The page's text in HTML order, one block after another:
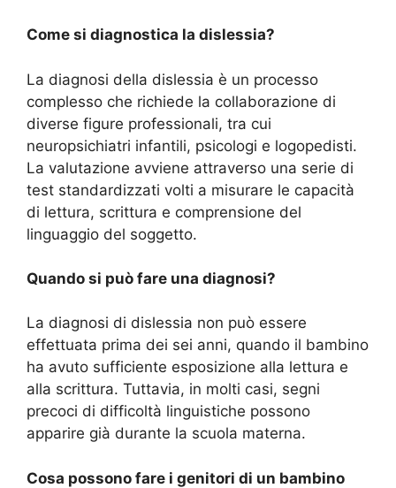
Come si diagnostica la dislessia?
La diagnosi della dislessia è un processo
complesso che richiede la collaborazione di
diverse figure professionali, tra cui
neuropsichiatri infantili, psicologi e logopedisti.
La valutazione avviene attraverso una serie di
test standardizzati volti a misurare le capacità
di lettura, scrittura e comprensione del
linguaggio del soggetto.
Quando si può fare una diagnosi?
La diagnosi di dislessia non può essere
effettuata prima dei sei anni, quando il bambino
ha avuto sufficiente esposizione alla lettura e
alla scrittura. Tuttavia, in molti casi, segni
precoci di difficoltà linguistiche possono
apparire già durante la scuola materna.
Cosa possono fare i genitori di un bambino